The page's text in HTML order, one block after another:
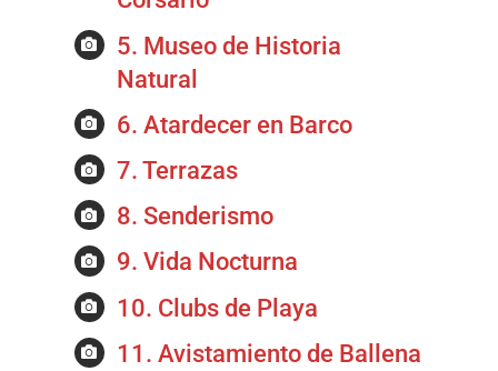
5. Museo de Historia
Natural
6. Atardecer en Barco
7. Terrazas
8. Senderismo
9. Vida Nocturna
10. Clubs de Playa
11. Avistamiento de Ballena